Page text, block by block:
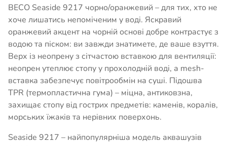
BECO Seaside 9217 чорно/оранжевий – для тих, хто не
хоче лишатись непоміченим у воді. Яскравий
оранжевий акцент на чорній основі добре контрастує з
водою та піском: ви завжди знатимете, де ваше взуття.
Верх із неопрену з сітчастою вставкою для вентиляції:
неопрен утеплює стопу у прохолодній воді, а mesh-
вставка забезпечує повітрообмін на суші. Підошва
TPR (термопластична гума) – міцна, антиковзна,
захищає стопу від гострих предметів: каменів, коралів,
морських їжаків та нерівних поверхонь.
Seaside 9217 – найпопулярніша модель аквашузів